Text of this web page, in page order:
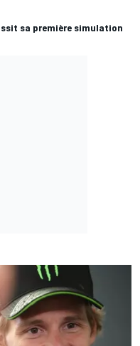
sa première simulation